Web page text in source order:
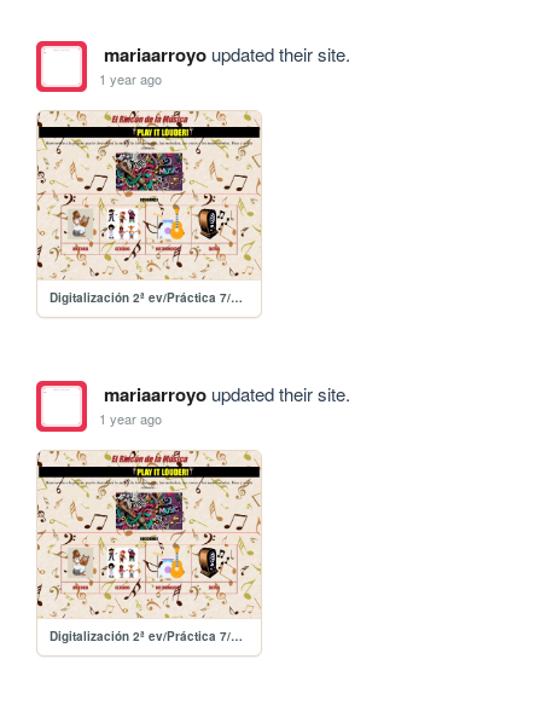
mariaarroyoupdated their site.
1 year ago
Digitalización 2ª ev/Práctica 7/practica7
mariaarroyoupdated their site.
1 year ago
Digitalización 2ª ev/Práctica 7/practica7